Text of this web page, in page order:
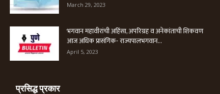
March 29, 2023
भगवान महावीरांची अहिंसा, अपरिग्रह व अनेकांताची शिकवण
आज अधिक प्रासंगिक- राज्यपालभगवान...
April 5, 2023
प्रसिद्ध प्रकार